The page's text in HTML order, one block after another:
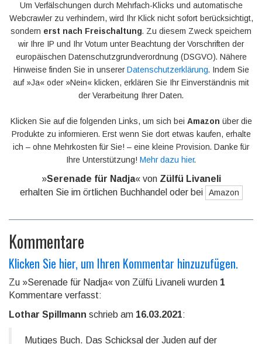
Um Verfälschungen durch Mehrfach-Klicks und automatische
Webcrawler zu verhindern, wird Ihr Klick nicht sofort berücksichtigt,
sondern erst nach Freischaltung. Zu diesem Zweck speichern
wir Ihre IP und Ihr Votum unter Beachtung der Vorschriften der
europäischen Datenschutzgrundverordnung (DSGVO). Nähere
Hinweise finden Sie in unsererDatenschutzerklärung. Indem Sie
auf »Ja« oder »Nein« klicken, erklären Sie Ihr Einverständnis mit
der Verarbeitung Ihrer Daten.
Klicken Sie auf die folgenden Links, um sich bei Amazon über die
Produkte zu informieren. Erst wenn Sie dort etwas kaufen, erhalte
ich – ohne Mehrkosten für Sie! – eine kleine Provision. Danke für
Ihre Unterstützung! Mehr dazu hier.
»Serenade für Nadja« von Zülfü Livaneli
erhalten Sie im örtlichen Buchhandel oder bei
Amazon
Kommentare
Klicken Sie hier, um Ihren Kommentar hinzuzufügen.
Zu »Serenade für Nadja« von Zülfü Livaneli wurden 1
Kommentare verfasst:
Lothar Spillmann schrieb am 16.03.2021:
Mutiges Buch. Das Schicksal der Juden auf der